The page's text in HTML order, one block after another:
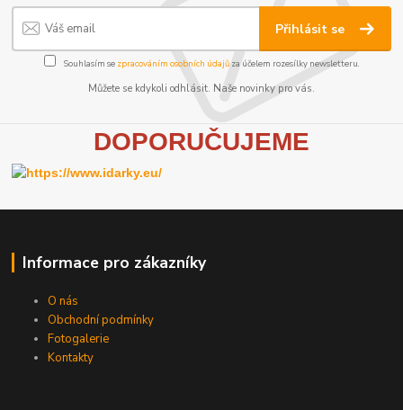
Přihlásit se
Souhlasím se zpracováním osobních údajůza účelem rozesílky newsletteru.
Můžete se kdykoli odhlásit. Naše novinky pro vás.
DOPORUČUJEME
Informace pro zákazníky
O nás
Obchodní podmínky
Fotogalerie
Kontakty